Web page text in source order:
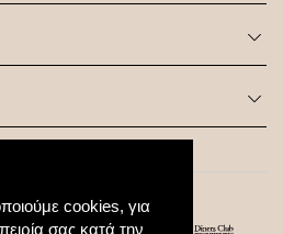
cookies, για
σας κατά την